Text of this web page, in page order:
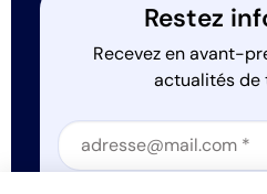
Restez
Recevez en avant-
actualités de
Section